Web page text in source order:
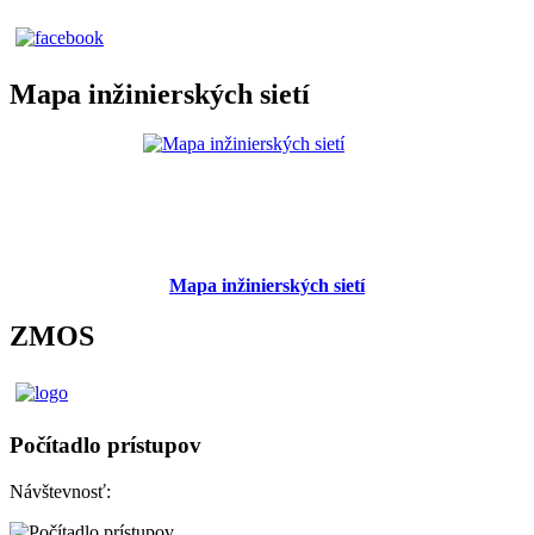
Mapa inžinierských sietí
Mapa inžinierských sietí
ZMOS
Počítadlo prístupov
Návštevnosť: